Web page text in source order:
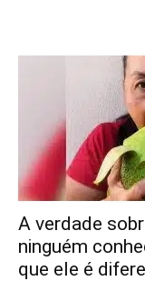
A verdade
ninguém
que ele é